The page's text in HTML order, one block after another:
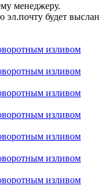
менеджеру.
будет выслан